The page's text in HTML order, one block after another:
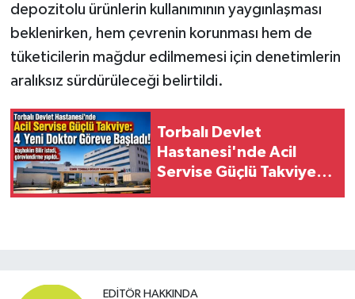
depozitolu ürünlerin kullanımının yaygınlaşması
beklenirken, hem çevrenin korunması hem de
tüketicilerin mağdur edilmemesi için denetimlerin
aralıksız sürdürüleceği belirtildi.
Torbalı Devlet
Hastanesi'nde Acil
Servise Güçlü Takviye: 4
EDITÖR HAKKINDA